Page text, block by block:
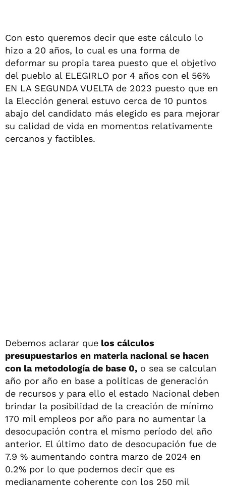
Con esto queremos decir que este cálculo lo
hizo a 20 años, lo cual es una forma de
deformar su propia tarea puesto que el objetivo
del pueblo al ELEGIRLO por 4 años con el 56%
EN LA SEGUNDA VUELTA de 2023 puesto que en
la Elección general estuvo cerca de 10 puntos
abajo del candidato más elegido es para mejorar
su calidad de vida en momentos relativamente
cercanos y factibles.
Debemos aclarar que los cálculos
presupuestarios en materia nacional se hacen
con la metodología de base 0, o sea se calculan
año por año en base a políticas de generación
de recursos y para ello el estado Nacional deben
brindar la posibilidad de la creación de mínimo
170 mil empleos por año para no aumentar la
desocupación contra el mismo período del año
anterior. El último dato de desocupación fue de
7.9 % aumentando contra marzo de 2024 en
0.2% por lo que podemos decir que es
medianamente coherente con los 250 mil